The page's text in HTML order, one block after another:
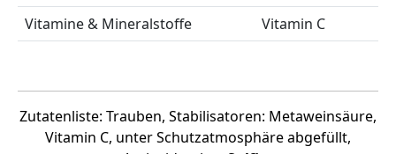
Vitamine & Mineralstoffe
Vitamin C
Zutatenliste: Trauben, Stabilisatoren: Metaweinsäure,
Vitamin C, unter Schutzatmosphäre abgefüllt,